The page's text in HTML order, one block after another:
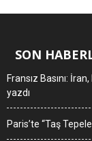
SON
Fransız Basını:
yazdı
Paris’te “Taş